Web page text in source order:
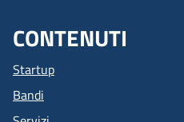
CONTENUTI
Startup
Bandi